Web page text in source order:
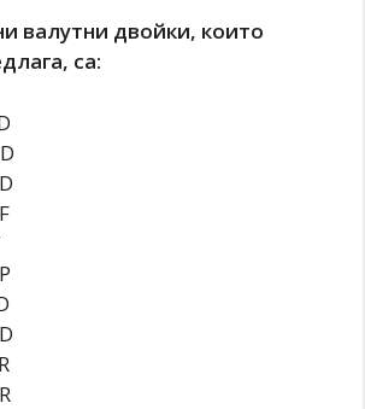
валутни двойки, които
са: